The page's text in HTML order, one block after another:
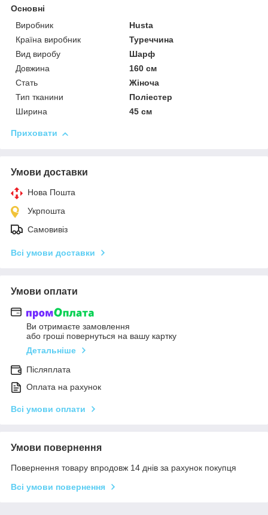
Основні
Виробник
Husta
Країна виробник
Туреччина
Вид виробу
Шарф
Довжина
160 см
Стать
Жіноча
Тип тканини
Поліестер
Ширина
45 см
Приховати
Умови доставки
Нова Пошта
Укрпошта
Самовивіз
Всі умови доставки
Умови оплати
Ви отримаєте замовлення
або гроші повернуться на вашу картку
Детальніше
Післяплата
Оплата на рахунок
Всі умови оплати
Умови повернення
Повернення товару впродовж 14 днів за рахунок покупця
Всі умови повернення